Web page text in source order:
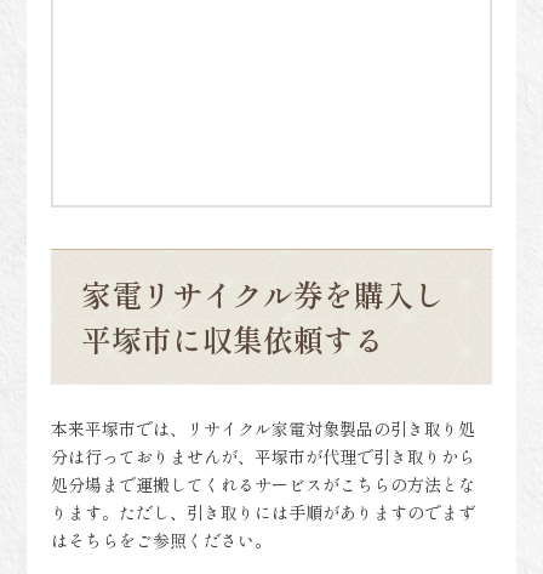
家電リサイクル券を購入し
平塚市に収集依頼する
本来平塚市では、リサイクル家電対象製品の引き取り処
分は行っておりませんが、平塚市が代理で引き取りから
処分場まで運搬してくれるサービスがこちらの方法とな
ります。ただし、引き取りには手順がありますのでまず
はそちらをご参照ください。